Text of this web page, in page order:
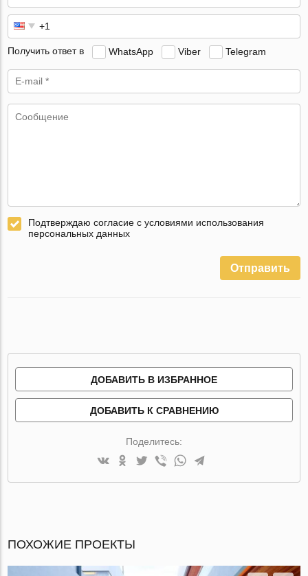
Получить ответ в WhatsApp Viber Telegram
Подтверждаю согласие с условиями использования
персональных данных
Отправить
ДОБАВИТЬ В ИЗБРАННОЕ
ДОБАВИТЬ К СРАВНЕНИЮ
Поделитесь:
ПОХОЖИЕ ПРОЕКТЫ